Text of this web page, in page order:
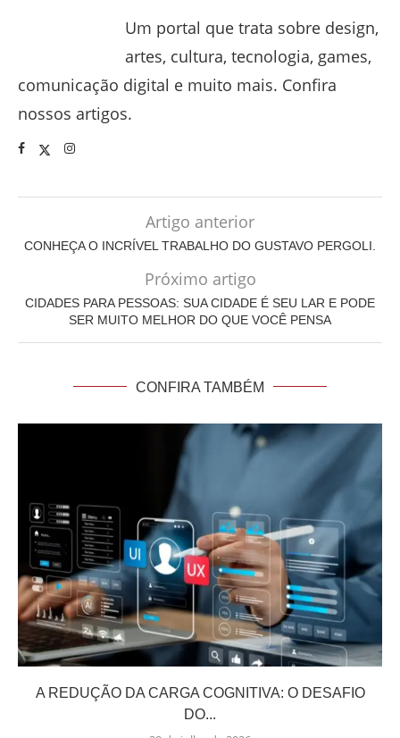
Um portal que trata sobre design,
artes, cultura, tecnologia, games,
comunicação digital e muito mais. Confira
nossos artigos.
Artigo anterior
CONHEÇA O INCRÍVEL TRABALHO DO GUSTAVO PERGOLI.
Próximo artigo
CIDADES PARA PESSOAS: SUA CIDADE É SEU LAR E PODE
SER MUITO MELHOR DO QUE VOCÊ PENSA
CONFIRA TAMBÉM
A REDUÇÃO DA CARGA COGNITIVA: O DESAFIO
DO...